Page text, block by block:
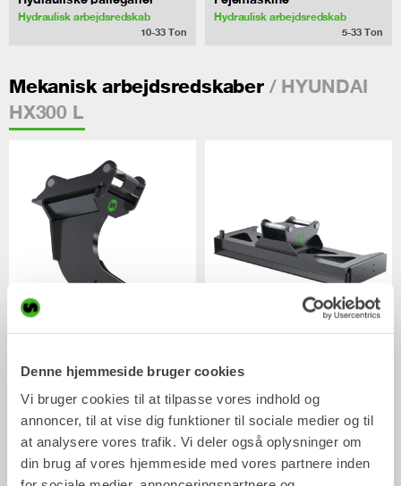
Denne hjemmeside bruger cookies
Vi bruger cookies til at tilpasse vores indhold og
annoncer, til at vise dig funktioner til sociale medier og til
at analysere vores trafik. Vi deler også oplysninger om
din brug af vores hjemmeside med vores partnere inden
Hydraulisk arbejdsredskab
10-33 Ton
Hydraulisk arbejdsredskab
5-33 Ton
Mekanisk arbejdsredskaber/ HYUNDAI
HX300 L
0-33Ton